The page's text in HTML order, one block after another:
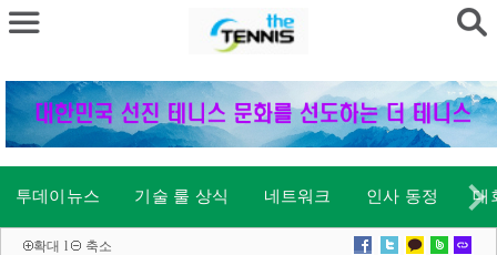
투데이뉴스 기술 룰 상식 네트워크 인사 동정 대
확대 l 축소